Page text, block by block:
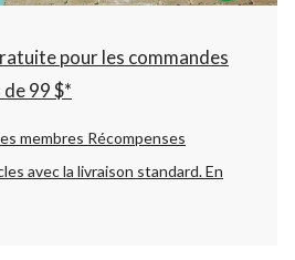
pour les commandes
99 $*
membres Récompenses
avec la livraison standard.En